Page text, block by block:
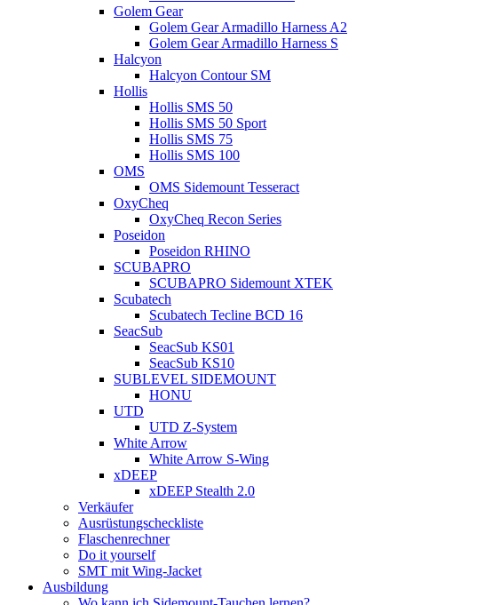
Golem Gear
Golem Gear Armadillo Harness A2
Golem Gear Armadillo Harness S
Halcyon
Halcyon Contour SM
Hollis
Hollis SMS 50
Hollis SMS 50 Sport
Hollis SMS 75
Hollis SMS 100
OMS
OMS Sidemount Tesseract
OxyCheq
OxyCheq Recon Series
Poseidon
Poseidon RHINO
SCUBAPRO
SCUBAPRO Sidemount XTEK
Scubatech
Scubatech Tecline BCD 16
SeacSub
SeacSub KS01
SeacSub KS10
SUBLEVEL SIDEMOUNT
HONU
UTD
UTD Z-System
White Arrow
White Arrow S-Wing
xDEEP
xDEEP Stealth 2.0
Verkäufer
Ausrüstungscheckliste
Flaschenrechner
Do it yourself
SMT mit Wing-Jacket
Ausbildung